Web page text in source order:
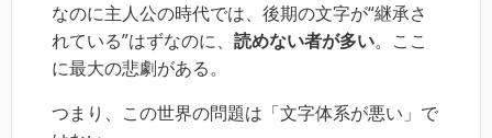
なのに主人公の時代では、後期の文字が“継承さ
れている”はずなのに、 読めない者が多い。ここ
に最大の悲劇がある。
つまり、この世界の問題は「文字体系が悪い」で